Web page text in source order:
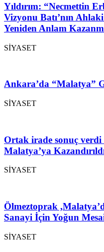
Yıldırım: “Necmettin
Vizyonu Batı’nın
Yeniden Anlam
SİYASET
Ankara’da “Malatya”
SİYASET
Ortak irade sonuç
Malatya’ya
SİYASET
Ölmeztoprak
Sanayi İçin Yoğun
SİYASET